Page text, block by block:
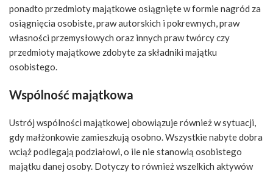
ponadto przedmioty majątkowe osiągnięte w formie nagród za
osiągnięcia osobiste, praw autorskich i pokrewnych, praw
własności przemysłowych oraz innych praw twórcy czy
przedmioty majątkowe zdobyte za składniki majątku
osobistego.
Wspólność majątkowa
Ustrój wspólności majątkowej obowiązuje również w sytuacji,
gdy małżonkowie zamieszkują osobno. Wszystkie nabyte dobra
wciąż podlegają podziałowi, o ile nie stanowią osobistego
majątku danej osoby. Dotyczy to również wszelkich aktywów